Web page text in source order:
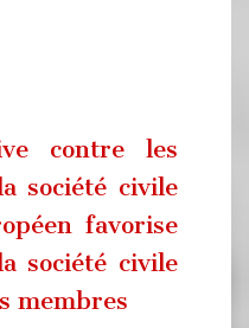
contre les
société civile
favorise
société civile
membres